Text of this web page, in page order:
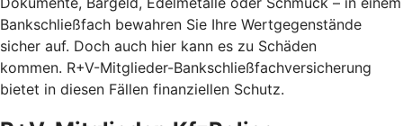
Bankschließfach bewahren Sie Ihre Wertgegenstände
sicher auf. Doch auch hier kann es zu Schäden
kommen. R+V-Mitglieder-Bankschließfachversicherung
bietet in diesen Fällen finanziellen Schutz.